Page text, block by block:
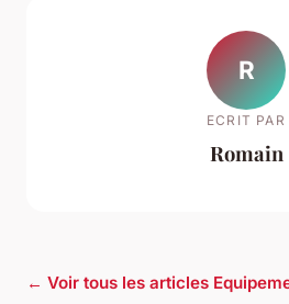
R
ECRIT PAR
Romain
← Voir tous les articles